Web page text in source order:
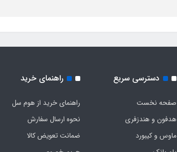
دسترسی سریع
صفحه نخست
هدفون‌ و‌ هندزفری
ماوس و کیبورد
راهنمای خرید
راهنمای خرید از هوم سل
نحوه ارسال سفارش
ضمانت تعویض کالا